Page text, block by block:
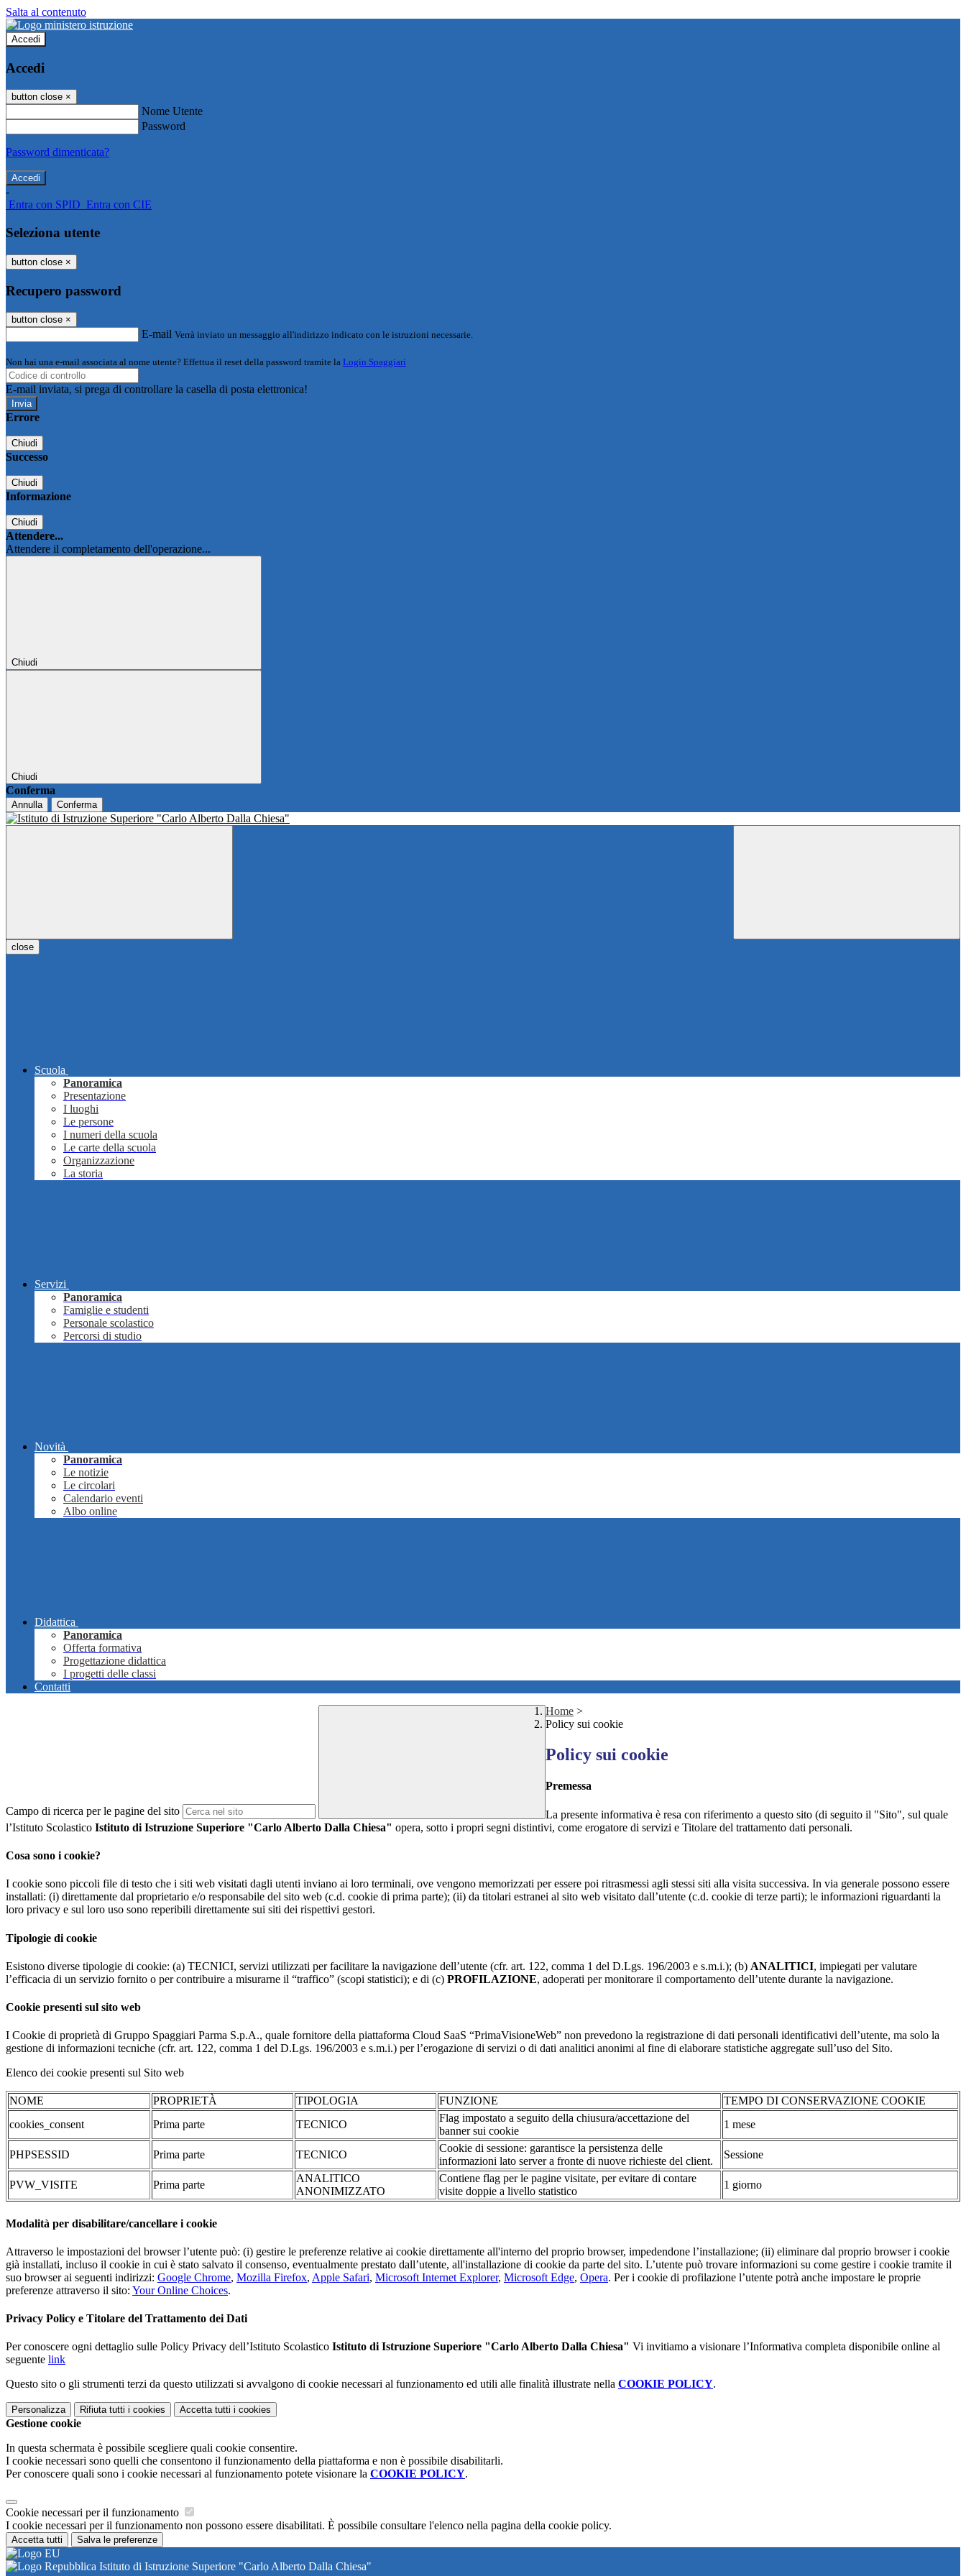
Salta al contenuto
Accedi
Accedi
button close ×
Nome Utente
Password
Password dimenticata?
-
Entra con SPID Entra con CIE
Seleziona utente
button close ×
Recupero password
button close ×
E-mail Verrà inviato un messaggio all'indirizzo indicato con le istruzioni necessarie.
Non hai una e-mail associata al nome utente? Effettua il reset della password tramite la Login Spaggiari
E-mail inviata, si prega di controllare la casella di posta elettronica!
Errore
Chiudi
Successo
Chiudi
Informazione
Chiudi
Attendere...
Attendere il completamento dell'operazione...
Chiudi
Chiudi
Conferma
Annulla Conferma
close
Scuola
Panoramica
Presentazione
I luoghi
Le persone
I numeri della scuola
Le carte della scuola
Organizzazione
La storia
Servizi
Panoramica
Famiglie e studenti
Personale scolastico
Percorsi di studio
Novità
Panoramica
Le notizie
Le circolari
Calendario eventi
Albo online
Didattica
Panoramica
Offerta formativa
Progettazione didattica
I progetti delle classi
Contatti
Campo di ricerca per le pagine del sito
Home >
Policy sui cookie
Policy sui cookie
Premessa
La presente informativa è resa con riferimento a questo sito (di seguito il "Sito", sul quale
l’Istituto Scolastico Istituto di Istruzione Superiore "Carlo Alberto Dalla Chiesa" opera, sotto i propri segni distintivi, come erogatore di servizi e Titolare del trattamento dati personali.
Cosa sono i cookie?
I cookie sono piccoli file di testo che i siti web visitati dagli utenti inviano ai loro terminali, ove vengono memorizzati per essere poi ritrasmessi agli stessi siti alla visita successiva. In via generale possono essere
installati: (i) direttamente dal proprietario e/o responsabile del sito web (c.d. cookie di prima parte); (ii) da titolari estranei al sito web visitato dall’utente (c.d. cookie di terze parti); le informazioni riguardanti la
loro privacy e sul loro uso sono reperibili direttamente sui siti dei rispettivi gestori.
Tipologie di cookie
Esistono diverse tipologie di cookie: (a) TECNICI, servizi utilizzati per facilitare la navigazione dell’utente (cfr. art. 122, comma 1 del D.Lgs. 196/2003 e s.m.i.); (b) ANALITICI, impiegati per valutare
l’efficacia di un servizio fornito o per contribuire a misurarne il “traffico” (scopi statistici); e di (c) PROFILAZIONE, adoperati per monitorare il comportamento dell’utente durante la navigazione.
Cookie presenti sul sito web
I Cookie di proprietà di Gruppo Spaggiari Parma S.p.A., quale fornitore della piattaforma Cloud SaaS “PrimaVisioneWeb” non prevedono la registrazione di dati personali identificativi dell’utente, ma solo la
gestione di informazioni tecniche (cfr. art. 122, comma 1 del D.Lgs. 196/2003 e s.m.i.) per l’erogazione di servizi o di dati analitici anonimi al fine di elaborare statistiche aggregate sull’uso del Sito.
Elenco dei cookie presenti sul Sito web
NOME PROPRIETÀ TIPOLOGIA FUNZIONE
TEMPO DI CONSERVAZIONE COOKIE
cookies_consent
Prima parte TECNICO
Flag impostato a seguito della chiusura/accettazione del
banner sui cookie
1 mese
PHPSESSID Prima parte TECNICO
Cookie di sessione: garantisce la persistenza delle
informazioni lato server a fronte di nuove richieste del client.
Sessione
PVW_VISITE Prima parte
ANALITICO
ANONIMIZZATO
Contiene flag per le pagine visitate, per evitare di contare
visite doppie a livello statistico
1 giorno
Modalità per disabilitare/cancellare i cookie
Attraverso le impostazioni del browser l’utente può: (i) gestire le preferenze relative ai cookie direttamente all'interno del proprio browser, impedendone l’installazione; (ii) eliminare dal proprio browser i cookie
già installati, incluso il cookie in cui è stato salvato il consenso, eventualmente prestato dall’utente, all'installazione di cookie da parte del sito. L’utente può trovare informazioni su come gestire i cookie tramite il
suo browser ai seguenti indirizzi: Google Chrome, Mozilla Firefox, Apple Safari, Microsoft Internet Explorer, Microsoft Edge, Opera. Per i cookie di profilazione l’utente potrà anche impostare le proprie
preferenze attraverso il sito: Your Online Choices.
Privacy Policy e Titolare del Trattamento dei Dati
Per conoscere ogni dettaglio sulle Policy Privacy dell’Istituto Scolastico Istituto di Istruzione Superiore "Carlo Alberto Dalla Chiesa" Vi invitiamo a visionare l’Informativa completa disponibile online al
seguente link
Questo sito o gli strumenti terzi da questo utilizzati si avvalgono di cookie necessari al funzionamento ed utili alle finalità illustrate nella COOKIE POLICY.
Personalizza Rifiuta tutti i cookies Accetta tutti i cookies
Gestione cookie
In questa schermata è possibile scegliere quali cookie consentire.
I cookie necessari sono quelli che consentono il funzionamento della piattaforma e non è possibile disabilitarli.
Per conoscere quali sono i cookie necessari al funzionamento potete visionare la COOKIE POLICY.
Cookie necessari per il funzionamento
I cookie necessari per il funzionamento non possono essere disabilitati. È possibile consultare l'elenco nella pagina della cookie policy.
Accetta tutti Salva le preferenze
Istituto di Istruzione Superiore "Carlo Alberto Dalla Chiesa"